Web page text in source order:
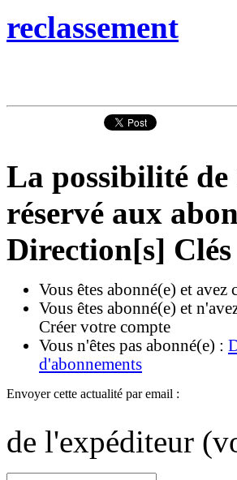
reclassement
La possibilité
réservé aux
Direction[s]
Vous êtes abonné(e) et
Vous êtes abonné(e) et
Créer votre compte
Vous n'êtes pas abonné(e) :
d'abonnements
Envoyer cette actualité par email :
de l'expéditeur